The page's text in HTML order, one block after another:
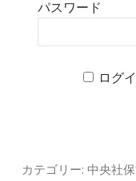
パスワード
ログ
カテゴリー:中央社